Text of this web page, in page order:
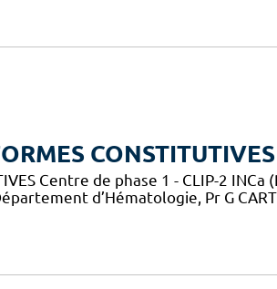
CONSTITUTIVES
Centre de phase 1 - CLIP-2
d’Hématologie, Pr G